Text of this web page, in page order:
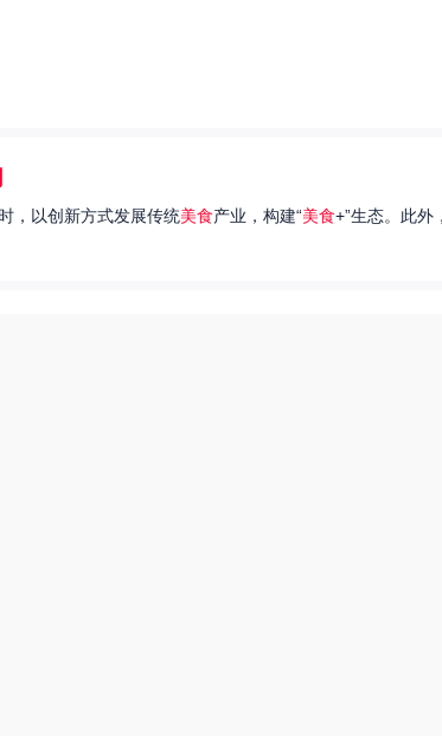
，以创新方式发展传统美食产业，构建“美食+”生态。此外